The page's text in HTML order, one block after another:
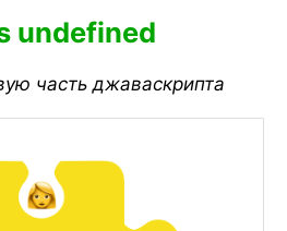
undefined
часть джаваскрипта